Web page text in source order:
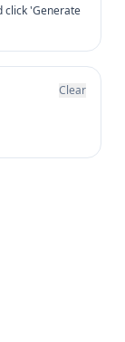
click 'Generate
Clear